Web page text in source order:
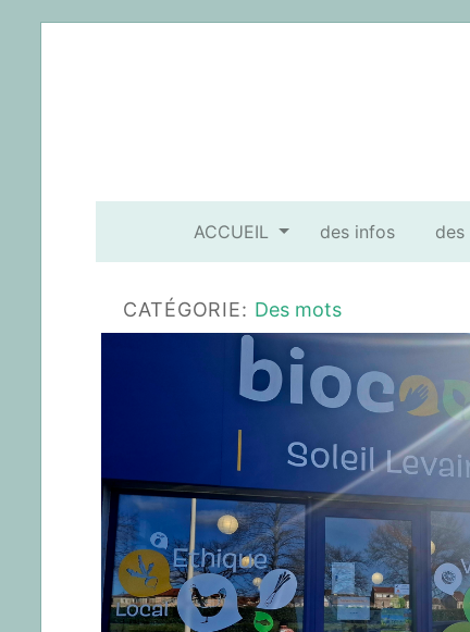
ACCUEIL des infos des
CATÉGORIE: Des mots